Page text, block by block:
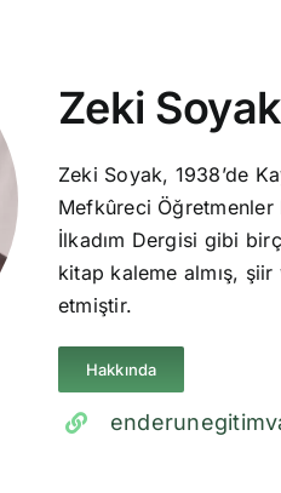
Zeki Soyak
Zeki Soyak, 1938’de
Mefkûreci Öğretmenler
İlkadım Dergisi gibi
kitap kaleme almış,
etmiştir.
Hakkında